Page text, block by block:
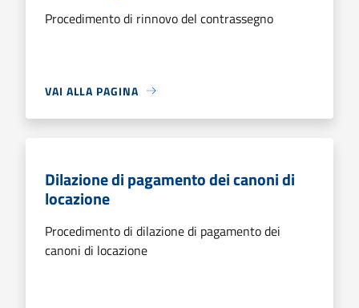
Procedimento di rinnovo del contrassegno
VAI ALLA PAGINA
Dilazione di pagamento dei canoni di
locazione
Procedimento di dilazione di pagamento dei
canoni di locazione